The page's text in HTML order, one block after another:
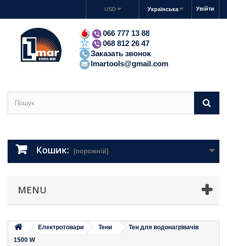
Увійти
Українська
USD
066 777 13 88
068 812 26 47
Заказать звонок
lmartools@gmail.com
Кошик: (порожній)
MENU
Електротовари Тени
Тен для водонагрівачів
1500 W